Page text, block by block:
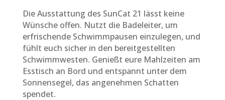
Die Ausstattung des SunCat 21 lässt keine
Wünsche offen. Nutzt die Badeleiter, um
erfrischende Schwimmpausen einzulegen, und
fühlt euch sicher in den bereitgestellten
Schwimmwesten. Genießt eure Mahlzeiten am
Esstisch an Bord und entspannt unter dem
Sonnensegel, das angenehmen Schatten
spendet.